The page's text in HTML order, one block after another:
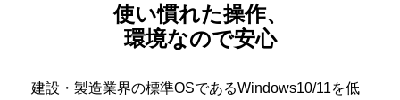
使い慣れた操作、
環境なので安心
建設・製造業界の標準OSであるWindows10/11を低